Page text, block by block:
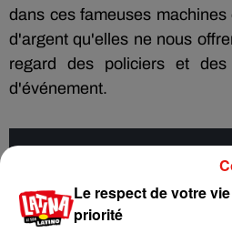
dans ces fameuses
d'argent qu'elles ne nous
regard des policiers et
d'événement.
Cet élément est masqué
souhaitez l'afficher, merci de
en cliquant sur le
Le respect de votre
priorité